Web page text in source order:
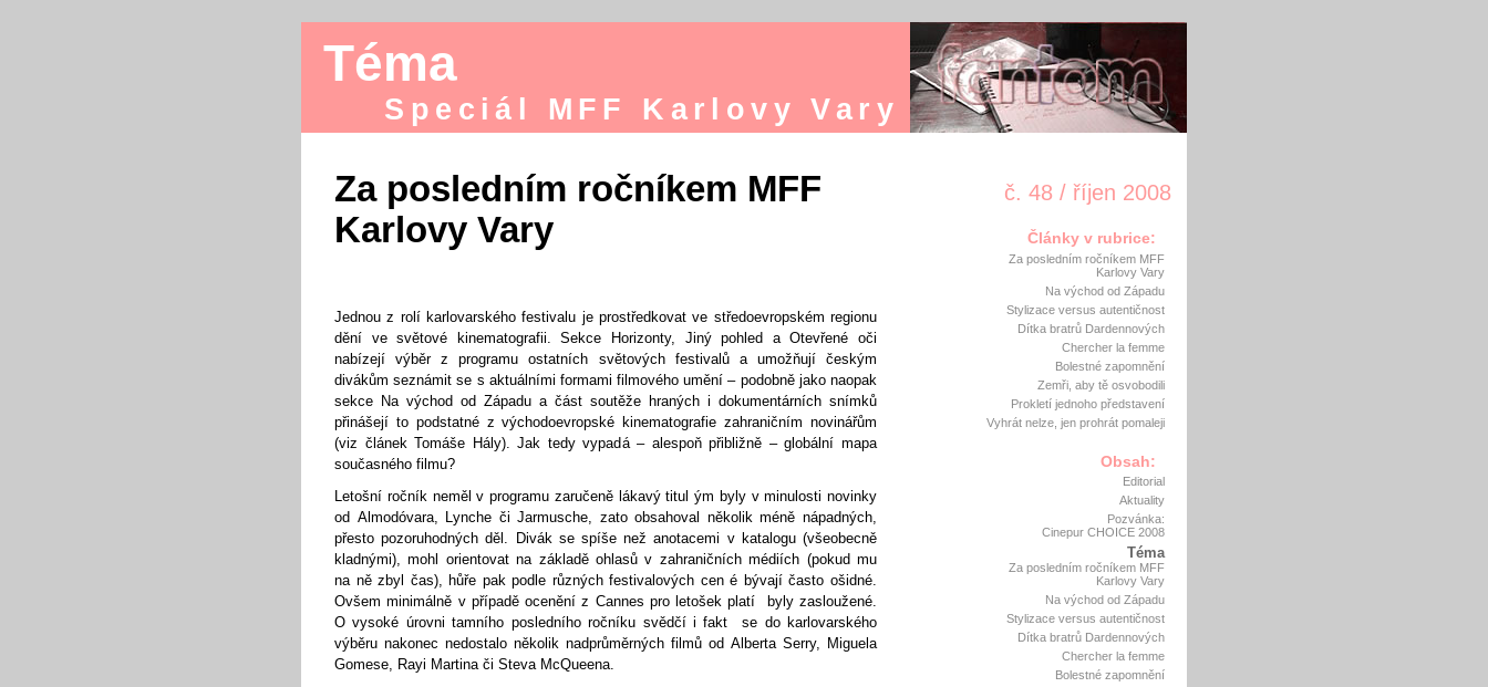
Téma
Speciál MFF Karlovy Vary
Za posledním ročníkem MFF
Karlovy Vary
Jednou z rolí karlovarského festivalu je prostředkovat ve středoevropském regionu
dění ve světové kinematografii. Sekce Horizonty, Jiný pohled a Otevřené oči
nabízejí výběr z programu ostatních světových festivalů a umožňují českým
divákům seznámit se s aktuálními formami filmového umění – podobně jako naopak
sekce Na východ od Západu a část soutěže hraných i dokumentárních snímků
přinášejí to podstatné z východoevropské kinematografie zahraničním novinářům
(viz článek Tomáše Hály). Jak tedy vypadá – alespoň přibližně – globální mapa
současného filmu?
Letošní ročník neměl v programu zaručeně lákavý titul ým byly v minulosti novinky
od Almodóvara, Lynche či Jarmusche, zato obsahoval několik méně nápadných,
přesto pozoruhodných děl. Divák se spíše než anotacemi v katalogu (všeobecně
kladnými), mohl orientovat na základě ohlasů v zahraničních médiích (pokud mu
na ně zbyl čas), hůře pak podle různých festivalových cen é bývají často ošidné.
Ovšem minimálně v případě ocenění z Cannes pro letošek platí byly zasloužené.
O vysoké úrovni tamního posledního ročníku svědčí i fakt se do karlovarského
výběru nakonec nedostalo několik nadprůměrných filmů od Alberta Serry, Miguela
Gomese, Rayi Martina či Steva McQueena.
č. 48 / říjen 2008
Články v rubrice:
Za posledním ročníkem MFF
Karlovy Vary
Na východ od Západu
Stylizace versus autentičnost
Dítka bratrů Dardennových
Chercher la femme
Bolestné zapomnění
Zemři, aby tě osvobodili
Prokletí jednoho představení
Vyhrát nelze, jen prohrát pomaleji
Obsah:
Editorial
Aktuality
Pozvánka:
Cinepur CHOICE 2008
Téma
Za posledním ročníkem MFF
Karlovy Vary
Na východ od Západu
Stylizace versus autentičnost
Dítka bratrů Dardennových
Chercher la femme
Bolestné zapomnění